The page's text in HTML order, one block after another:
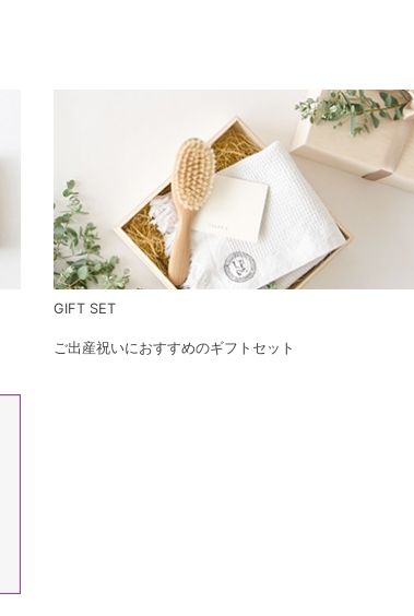
GIFT SET
ご出産祝いにおすすめのギフトセット